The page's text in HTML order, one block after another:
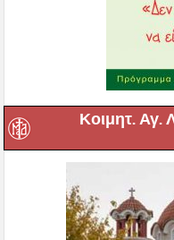
Κοιμητ. Αγ.